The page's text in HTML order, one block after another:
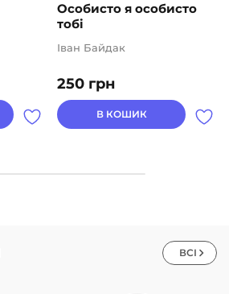
Особисто я особисто
тобі
250 грн
Іван Байдак
В КОШИК
ВСІ